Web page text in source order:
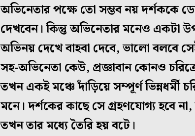
অভিনেতার পক্ষে তো সম্ভব নয় দর্শককে
দেখবেন। কিন্তু অভিনেতার মনেও একটা
অভিনয় দেখে বাহবা দেবে, ভালো বলবে
সহ-অভিনেতা কেউ, প্রজ্ঞাবান কোনও
তখন একই মঞ্চে দাঁড়িয়ে সম্পূর্ণ ভিন্নধর্মী
মনে। দর্শকের কাছে সে গ্রহণযোগ্য হবে
তখন তার মধ্যে তৈরি হয় বটে।